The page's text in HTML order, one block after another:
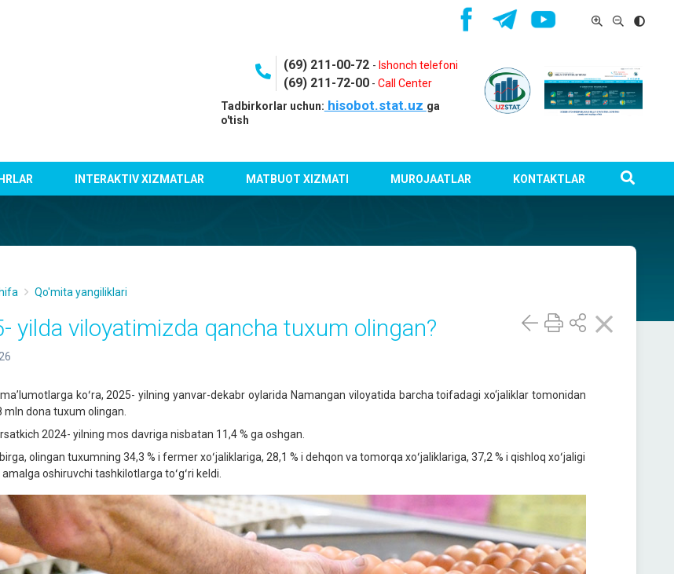
(69) 211-00-72 - Ishonch telefoni
(69) 211-72-00- Call Center
Tadbirkorlar uchun: hisobot.stat.uz ga
o'tish
INTERAKTIV XIZMATLAR MATBUOT XIZMATI MUROJAATLAR KONTAKTLAR
Qo'mita yangiliklari
yilda viloyatimizda qancha tuxum olingan?
koʻra, 2025- yilning yanvar-dekabr oylarida Namangan viloyatida barcha toifadagi xo‘jaliklar tomonidan
mln dona tuxum olingan.
2024- yilning mos davriga nisbatan 11,4 % ga oshgan.
olingan tuxumning 34,3 % i fermer xoʻjaliklariga, 28,1 % i dehqon va tomorqa xoʻjaliklariga, 37,2 % i qishloq xoʻjaligi
oshiruvchi tashkilotlarga toʻgʻri keldi.